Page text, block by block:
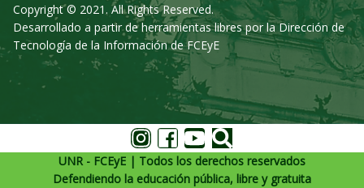
Copyright © 2021. All Rights Reserved.
Desarrollado a partir de herramientas libres por la Dirección de
Tecnología de la Información de FCEyE
UNR - FCEyE | Todos los derechos reservados
Defendiendo la educación pública, libre y gratuita